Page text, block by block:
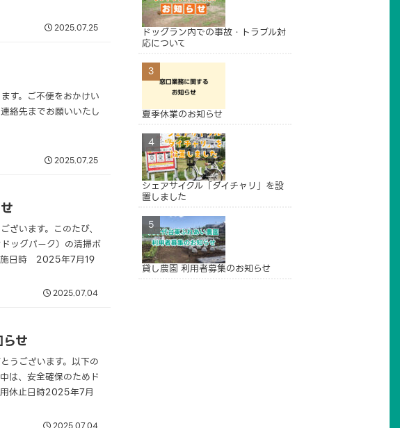
2025.07.25
す。ご不便をおかけい
絡先までお願いいたし
2025.07.25
います。このたび、
ッグパーク）の清掃ボ
施日時 2025年7月19
2025.07.04
せ
うございます。以下の
は、安全確保のためド
休止日時2025年7月
ドッグラン内での事故・トラブル対
応について
夏季休業のお知らせ
シェアサイクル「ダイチャリ」を設
置しました
貸し農園 利用者募集のお知らせ